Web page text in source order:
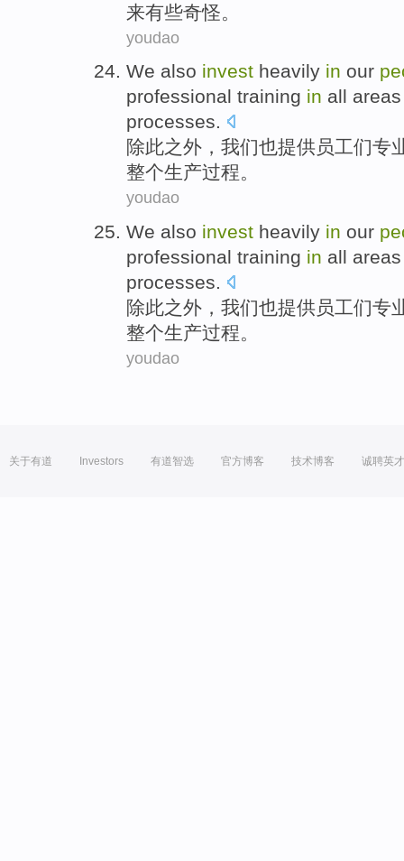
来有些奇怪 。
youdao
We also invest heavily in our
professional training in all
processes.
除此之外， 我们也提供员工们专
整个生产过程。
youdao
We also invest heavily in our
professional training in all
processes.
除此之外， 我们也提供员工们专
整个生产过程。
youdao
关于有道 Investors 有道智选 官方博客 技术博客 诚聘英才